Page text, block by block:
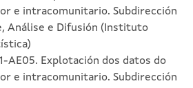
e intracomunitario. Subdirección
Análise e Difusión (Instituto
AE05. Explotación dos datos do
e intracomunitario. Subdirección